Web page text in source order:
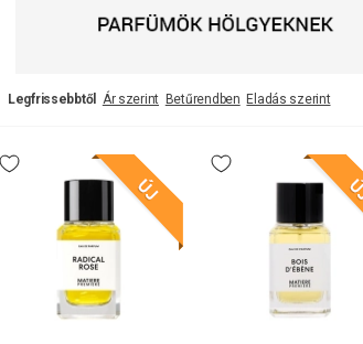
Legfrissebbtől Ár szerint Betűrendben Eladás szerint